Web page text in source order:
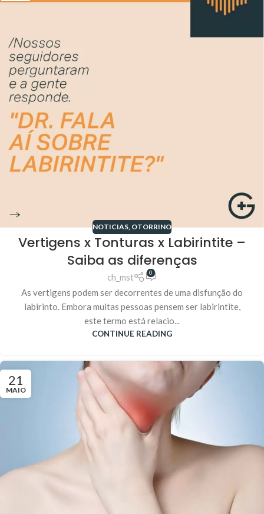
NOTICIAS, OTORRINO
Vertigens x Tonturas x Labirintite –
Saiba as diferenças
ch_mst 0
As vertigens podem ser decorrentes de uma disfunção do
labirinto. Embora muitas pessoas pensem ser labirintite,
este termo está relacio...
CONTINUE READING
21
MAIO